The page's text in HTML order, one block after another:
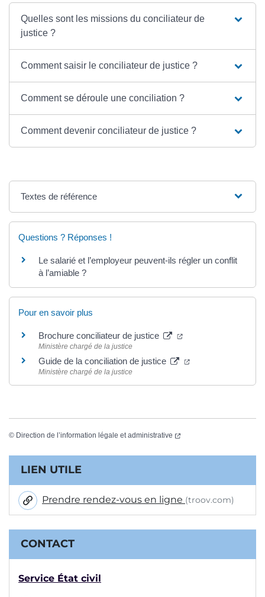
Quelles sont les missions du conciliateur de
justice ?
Comment saisir le conciliateur de justice ?
Comment se déroule une conciliation ?
Comment devenir conciliateur de justice ?
Textes de référence
Questions ? Réponses !
Le salarié et l’employeur peuvent-ils régler un conflit
à l’amiable ?
Pour en savoir plus
Brochure conciliateur de justice (ouverture dans un
Ministère chargé de la justice
Guide de la conciliation de justice (ouverture dans un
Ministère chargé de la justice
© Direction de l’information légale et administrative (ouverture dans un
Informations complémentaires
LIEN UTILE
Prendre rendez-vous en ligne (troov.com)
CONTACT
Service État civil